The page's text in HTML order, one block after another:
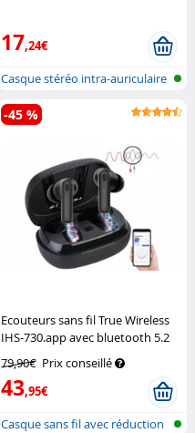
17,24€
Casque stéréo intra-auriculaire
san...
Ecouteurs sans fil True Wireless
IHS-730.app avec bluetooth 5.2
et réduction active du bruit - noir
Auvisio
79,90€ Prix conseillé
43,95€
-45 %
Casque sans fil avec réduction